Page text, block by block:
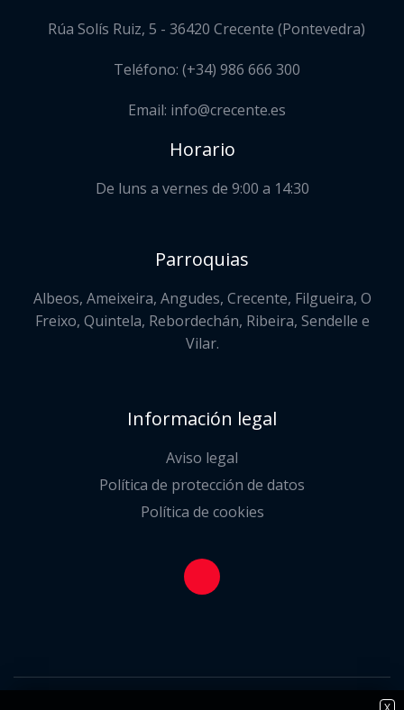
Rúa Solís Ruiz, 5 - 36420 Crecente (Pontevedra)
Teléfono: (+34) 986 666 300
Email: info@crecente.es
Horario
De luns a vernes de 9:00 a 14:30
Parroquias
Albeos, Ameixeira, Angudes, Crecente, Filgueira, O
Freixo, Quintela, Rebordechán, Ribeira, Sendelle e
Vilar.
Información legal
Aviso legal
Política de protección de datos
Política de cookies